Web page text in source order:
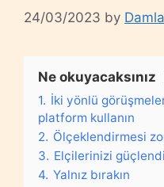
24/03/2023 by Damla
Ne okuyacaksınız
1. İki yönlü
platform kullanın
2. Ölçeklendirmesi
3. Elçilerinizi
4. Yalnız bırakın